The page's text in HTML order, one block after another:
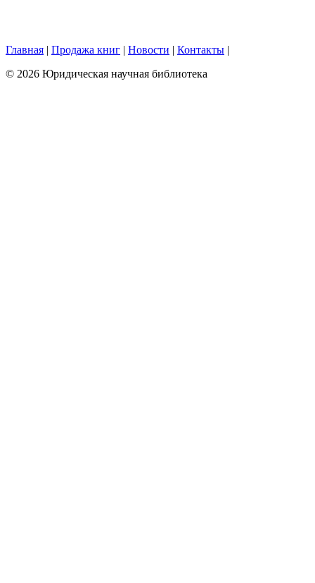
Главная | Продажа книг | Новости | Контакты |
© 2026 Юридическая научная библиотека